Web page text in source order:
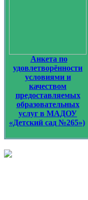
Анкета по
удовлетворённости
условиями и
качеством
предоставляемых
образовательных
услуг в МАДОУ
«Детский сад №265»)